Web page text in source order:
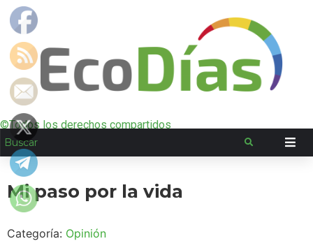
©Todos los derechos compartidos
Mi paso por la vida
Categoría: Opinión